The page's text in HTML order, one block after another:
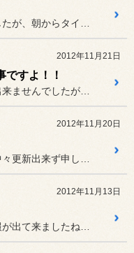
2012年11月21日
ですよ！！
2012年11月20日
2012年11月13日